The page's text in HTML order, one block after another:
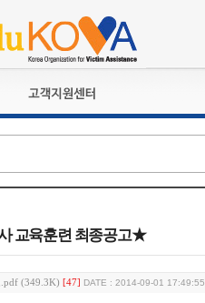
공지사항
교육훈련 최종공고★
(349.3K) [47] DATE : 2014-09-01 17:49:55